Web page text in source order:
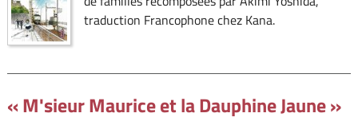
traduction Francophone chez Kana.
« M'sieur Maurice et la Dauphine Jaune »